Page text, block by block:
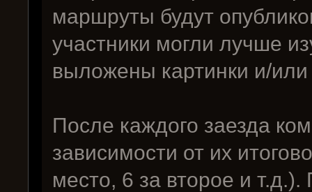
маршруты будут
участники могли лучше
выложены картинки и/
После каждого заезда
зависимости от их
место, 6 за второе и